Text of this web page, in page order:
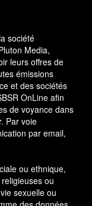
société
Media,
leurs offres de
émissions
et des sociétés
OnLine afin
de voyance dans
Par voie
par email,
ou ethnique,
ou
sexuelle ou